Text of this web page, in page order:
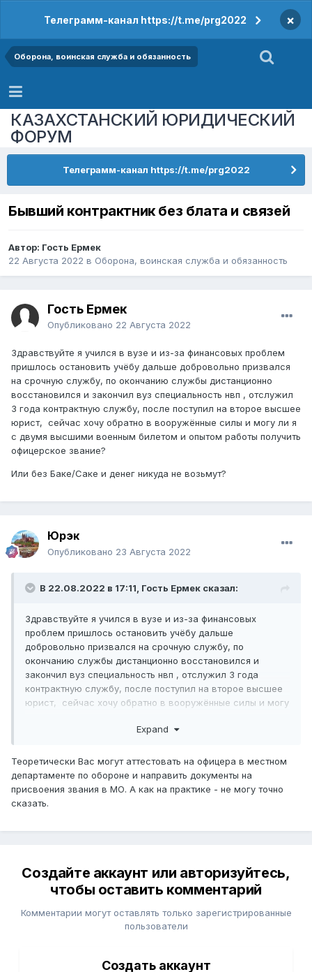
Телеграмм-канал https://t.me/prg2022 ×
Оборона, воинская служба и обязанность
КАЗАХСТАНСКИЙ ЮРИДИЧЕСКИЙ
ФОРУМ
Телеграмм-канал https://t.me/prg2022
Бывший контрактник без блата и связей
Автор: Гость Ермек
22 Августа 2022 в Оборона, воинская служба и обязанность
Гость Ермек
Опубликовано 22 Августа 2022
Здравствуйте я учился в вузе и из-за финансовых проблем
пришлось остановить учёбу дальше добровольно призвался
на срочную службу, по окончанию службы дистанционно
восстановился и закончил вуз специальность нвп , отслужил
3 года контрактную службу, после поступил на второе высшее
юрист, сейчас хочу обратно в вооружённые силы и могу ли я
с двумя высшими военным билетом и опытом работы получить
офицерское звание?
Или без Баке/Саке и денег никуда не возьмут?
Юрэк
Опубликовано 23 Августа 2022
В 22.08.2022 в 17:11, Гость Ермек сказал:
Здравствуйте я учился в вузе и из-за финансовых
проблем пришлось остановить учёбу дальше
добровольно призвался на срочную службу, по
окончанию службы дистанционно восстановился и
закончил вуз специальность нвп , отслужил 3 года
контрактную службу, после поступил на второе высшее
юрист, сейчас хочу обратно в вооружённые силы и могу
работы получить офицерское звание?
Expand
Теоретически Вас могут аттестовать на офицера в местном
департаменте по обороне и направить документы на
присвоения звания в МО. А как на практике - не могу точно
сказать.
Создайте аккаунт или авторизуйтесь,
чтобы оставить комментарий
Комментарии могут оставлять только зарегистрированные
пользователи
Создать аккаунт